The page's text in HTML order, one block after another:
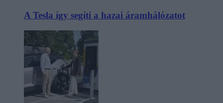
A Tesla így segíti a hazai áramhálózatot